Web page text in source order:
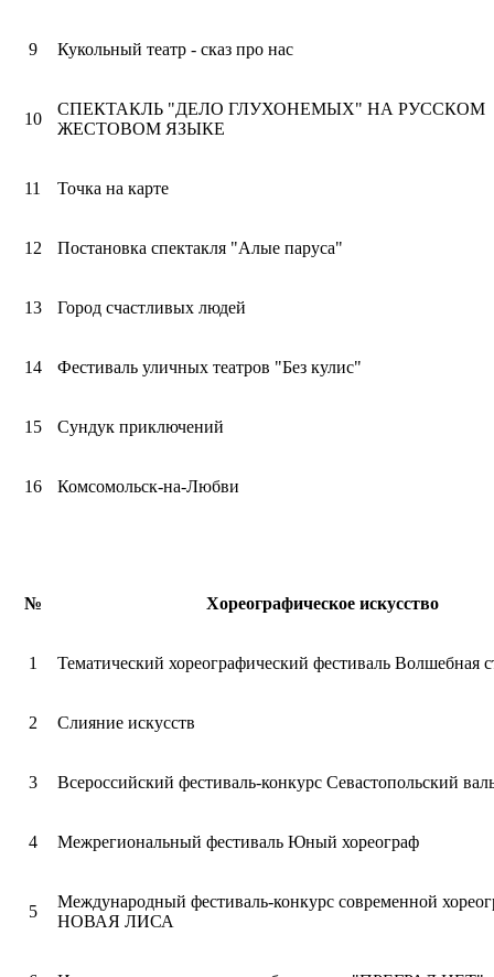
9 Кукольный театр - сказ про нас
10
СПЕКТАКЛЬ "ДЕЛО ГЛУХОНЕМЫХ" НА РУССКОМ
ЖЕСТОВОМ ЯЗЫКЕ
11 Точка на карте
12 Постановка спектакля "Алые паруса"
13 Город счастливых людей
14 Фестиваль уличных театров "Без кулис"
15 Сундук приключений
16 Комсомольск-на-Любви
№ Хореографическое искусство
1 Тематический хореографический фестиваль Волшебная
2 Слияние искусств
3 Всероссийский фестиваль-конкурс Севастопольский
4 Межрегиональный фестиваль Юный хореограф
5
Международный фестиваль-конкурс современной
НОВАЯ ЛИСА